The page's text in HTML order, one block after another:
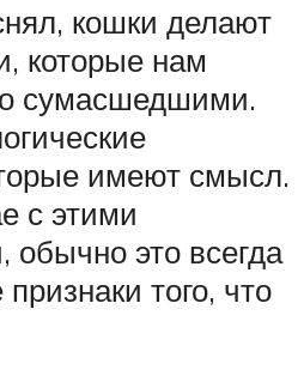
кошки делают
которые нам
сумасшедшими.
имеют смысл.
с этими
обычно это всегда
того, что